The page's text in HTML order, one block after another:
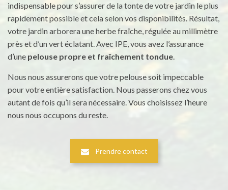
indispensable pour s’assurer de la tonte de votre jardin le plus
rapidement possible et cela selon vos disponibilités. Résultat,
votre jardin arborera une herbe fraîche, régulée au millimètre
près et d’un vert éclatant. Avec IPE, vous avez l’assurance
d’une pelouse propre et fraîchement tondue.
Nous nous assurerons que votre pelouse soit impeccable
pour votre entière satisfaction. Nous passerons chez vous
autant de fois qu’il sera nécessaire. Vous choisissez l’heure
nous nous occupons du reste.
Prendre contact